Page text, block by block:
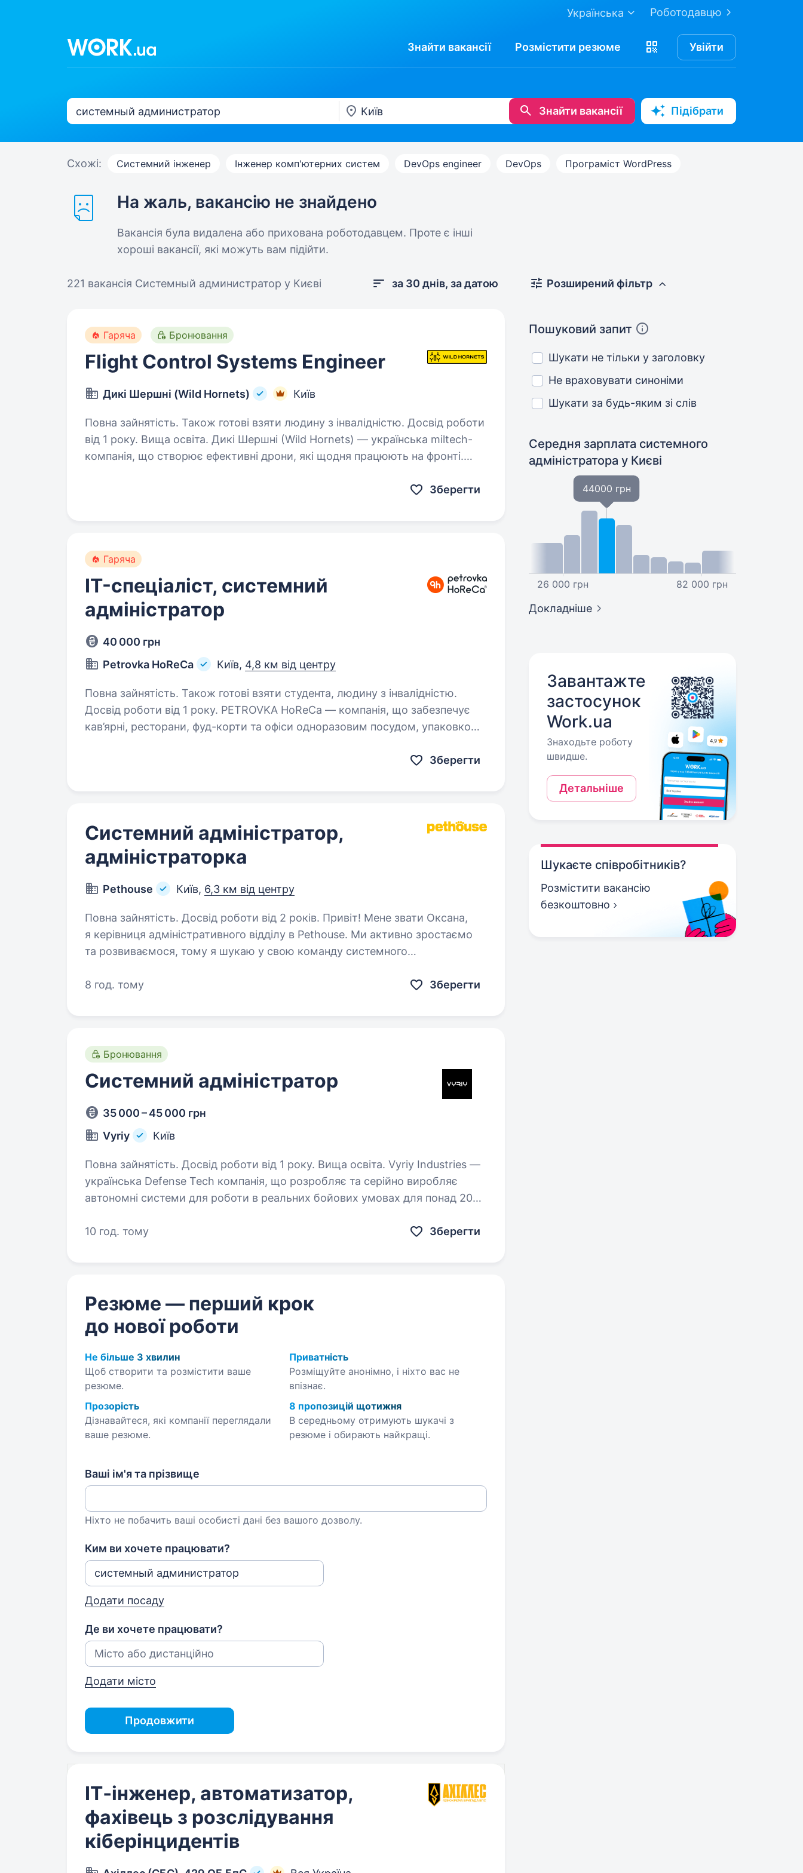
Роботодавцю
Українська
Знайти вакансії Розмістити резюме Увійти
Знайти вакансії Підібрати
Схожі: Системний інженер Інженер комп'ютерних систем DevOps engineer DevOps Програміст WordPress
На жаль, вакансію не знайдено
Вакансія була видалена або прихована роботодавцем. Проте є інші
хороші вакансії, які можуть вам підійти.
221 вакансія Системный администратор у Києві за 30 днів, за датою
Гаряча Бронювання
Flight Control Systems Engineer
Дикі Шершні (Wild Hornets) Київ
Повна зайнятість. Також готові взяти людину з інвалідністю. Досвід роботи
від 1 року. Вища освіта. Дикі Шершні (Wild Hornets) — українська miltech-
компанія, що створює ефективні дрони, які щодня працюють на фронті.
Зберегти
Гаряча
IT-спеціаліст, системний
адміністратор
40 000 грн
Petrovka HoReCa
Київ, 4,8 км від центру
Повна зайнятість. Також готові взяти студента, людину з інвалідністю.
Досвід роботи від 1 року. PETROVKA HoReCa — компанія, що забезпечує
кав’ярні, ресторани, фуд-корти та офіси одноразовим посудом, упаковкою
Зберегти
Системний адміністратор,
адміністраторка
Pethouse Київ, 6,3 км від центру
Повна зайнятість. Досвід роботи від 2 років. Привіт! Мене звати Оксана,
я керівниця адміністративного відділу в Pethouse. Ми активно зростаємо
та розвиваємося, тому я шукаю у свою команду системного
8 год. тому
Зберегти
Бронювання
Системний адміністратор
35 000 – 45 000 грн
Vyriy
Київ
Повна зайнятість. Досвід роботи від 1 року. Вища освіта. Vyriy Industries —
українська Defense Tech компанія, що розробляє та серійно виробляє
автономні системи для роботи в реальних бойових умовах для понад 200
10 год. тому
Зберегти
Резюме — перший крок
до нової роботи
Не більше 3 хвилин
Щоб створити та розмістити ваше
резюме.
Приватність
Розміщуйте анонімно, і ніхто вас не
впізнає.
Прозорість
Дізнавайтеся, які компанії переглядали
ваше резюме.
8 пропозицій щотижня
В середньому отримують шукачі з
резюме і обирають найкращі.
Ваші ім'я та прізвище
Ніхто не побачить ваші особисті дані без вашого дозволу.
Ким ви хочете працювати?
Додати посаду
Де ви хочете працювати?
Додати місто
Продовжити
ІТ‑інженер, автоматизатор,
фахівець з розслідування
кіберінцидентів
Розширений фільтр
Пошуковий запит
Шукати не тільки у заголовку
Не враховувати синоніми
Шукати за будь-яким зі слів
Середня зарплата системного
адміністраторау Києві
26 000 грн
44000 грн
82 000 грн
Докладніше
Завантажте
застосунок
Work.ua
Знаходьте роботу
швидше.
Детальніше
Шукаєте співробітників?
Розмістити вакансію
безкоштовно